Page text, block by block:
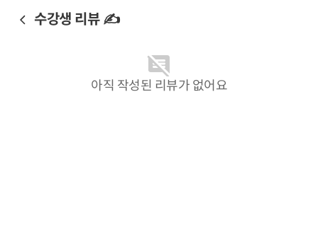
수강생 리뷰 ✍️
아직 작성된 리뷰가 없어요